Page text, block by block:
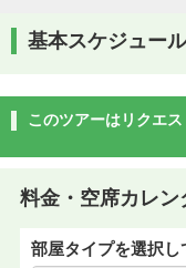
基本スケジュール
このツアーはリクエ
料金・空席カレン
部屋タイプを選択し